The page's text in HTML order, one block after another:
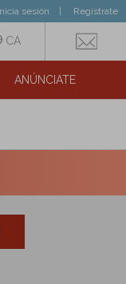
sesión Regístrate
CA
ANÚNCIATE